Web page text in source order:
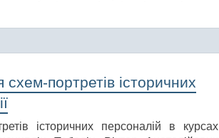
портретів історичних
історичних персоналій в курсах